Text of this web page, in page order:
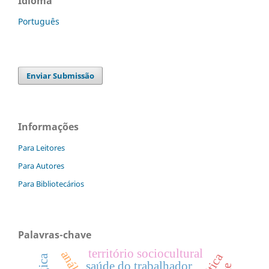
Português
Enviar Submissão
Informações
Para Leitores
Para Autores
Para Bibliotecários
Palavras-chave
saúde do trabalhador
território sociocultural